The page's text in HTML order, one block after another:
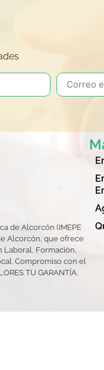
de Alcorcón (IMEPE
Alcorcón, que ofrece
Formación,
Compromiso con el
TU GARANTÍA.